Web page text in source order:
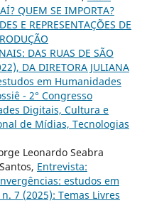
QUEM SE IMPORTA?
E REPRESENTAÇÕES DE
DAS RUAS DE SÃO
DA DIRETORA JULIANA
em Humanidades
- 2° Congresso
Digitais, Cultura e
de Mídias, Tecnologias
Leonardo Seabra
Entrevista:
estudos em
7 (2025): Temas Livres